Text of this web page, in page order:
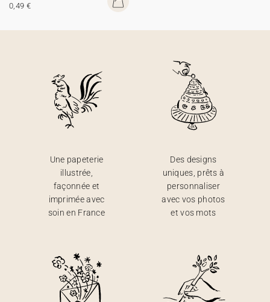
0,49 €
Une papeterie
illustrée,
façonnée et
imprimée avec
soin en France
Des designs
uniques, prêts à
personnaliser
avec vos photos
et vos mots